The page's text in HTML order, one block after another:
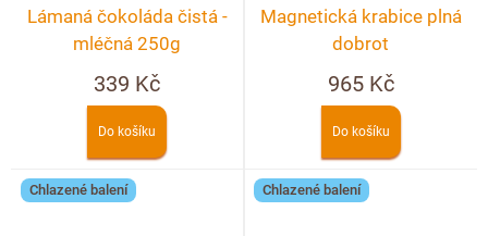
Lámaná čokoláda čistá -
mléčná 250g
339 Kč
Do košíku
Magnetická krabice plná
dobrot
965 Kč
Do košíku
Chlazené balení Chlazené balení